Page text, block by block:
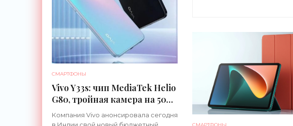
СМАРТФОНЫ
Vivo Y33s: чип MediaTek Helio
G80, тройная камера на 50
МП, батарея на 5000 мАч и
ценник в $245 -
Компания Vivo анонсировала сегодня